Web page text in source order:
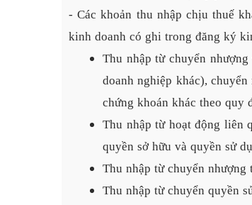
- Các khoản thu nhập chịu thuế
kinh doanh có ghi trong đăng ký
Thu nhập từ chuyển
doanh nghiệp khác),
chứng khoán khác theo quy
Thu nhập từ hoạt động liên
quyền sở hữu và quyền sử
Thu nhập từ chuyển nhượng
Thu nhập từ chuyển quyền